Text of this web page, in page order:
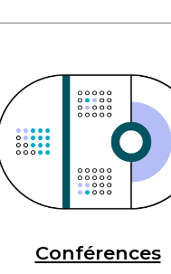
Conférences